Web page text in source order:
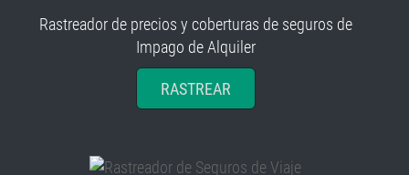
Rastreador de precios y coberturas de seguros de
Impago de Alquiler
RASTREAR